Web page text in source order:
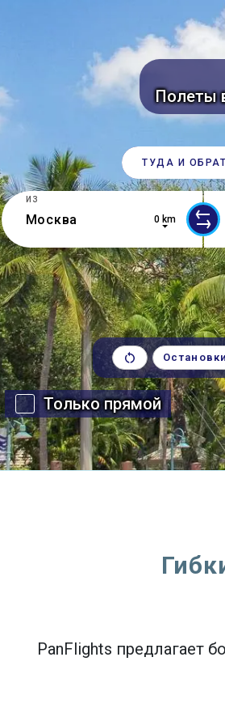
Полеты
ТУДА И
5 results are available, use up and
ИЗ
0 km
0
Остановки
Только прямой
PanFlights предлагает